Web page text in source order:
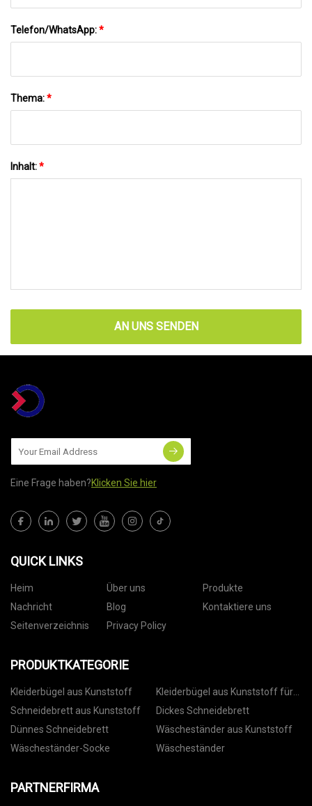
Telefon/WhatsApp:*
Thema:*
Inhalt:*
AN UNS SENDEN
Eine Frage haben?Klicken Sie hier
QUICK LINKS
Heim Über uns
Produkte
Nachricht
Blog
Kontaktiere uns
Seitenverzeichnis
Privacy Policy
PRODUKTKATEGORIE
Kleiderbügel aus Kunststoff
Kleiderbügel aus Kunststoff für
Hosen
Schneidebrett aus Kunststoff
Dickes Schneidebrett
Dünnes Schneidebrett
Wäscheständer aus Kunststoff
Wäscheständer-Socke
Wäscheständer
PARTNERFIRMA